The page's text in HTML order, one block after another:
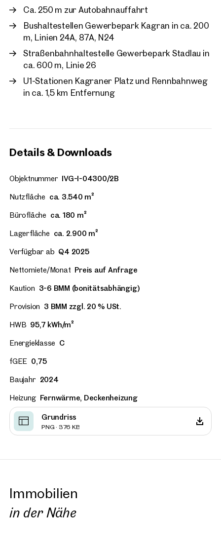
Ca. 250 m zur Autobahnauffahrt
Bushaltestellen Gewerbepark Kagran in ca. 200
m, Linien 24A, 87A, N24
Straßenbahnhaltestelle Gewerbepark Stadlau in
ca. 600 m, Linie 26
U1-Stationen Kagraner Platz und Rennbahnweg
in ca. 1,5 km Entfernung
Details & Downloads
Objektnummer IVG-I-04300/2B
Nutzfläche ca. 3.540 m²
Bürofläche ca. 180 m²
Lagerfläche ca. 2.900 m²
Verfügbar ab Q4 2025
Nettomiete/Monat Preis auf Anfrage
Kaution 3-6 BMM (bonitätsabhängig)
Provision 3 BMM zzgl. 20 % USt.
HWB 95,7 kWh/m²
Energieklasse C
fGEE 0,75
Baujahr 2024
Heizung Fernwärme, Deckenheizung
Grundriss
PNG · 376 KB
Immobilien
in der Nähe